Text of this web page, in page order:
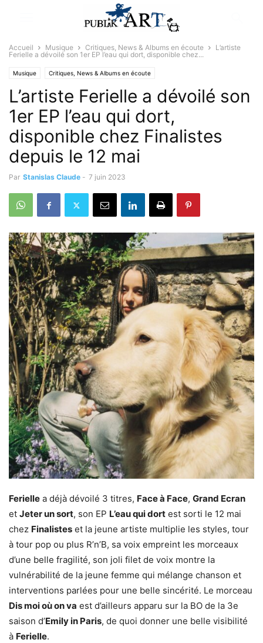
Accueil Musique Critiques, News & Albums en écoute
L’artiste
Ferielle a dévoilé son 1er EP l’eau qui dort, disponible chez...
Musique Critiques, News & Albums en écoute
L’artiste Ferielle a dévoilé son
1er EP l’eau qui dort,
disponible chez Finalistes
depuis le 12 mai
Par Stanislas Claude - 7 juin 2023
Ferielle a déjà dévoilé 3 titres, Face à Face, Grand Ecran
et Jeter un sort, son EP L’eau qui dort est sorti le 12 mai
chez Finalistes et la jeune artiste multiplie les styles, tour
à tour pop ou plus R’n’B, sa voix empreint les morceaux
d’une belle fragilité, son joli filet de voix montre la
vulnérabilité de la jeune femme qui mélange chanson et
interventions parlées pour une belle sincérité. Le morceau
Dis moi où on va est d’ailleurs apparu sur la BO de la 3e
saison d’Emily in Paris, de quoi donner une belle visibilité
à Ferielle.